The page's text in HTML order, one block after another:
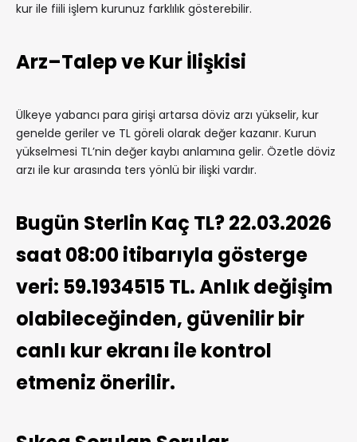
kur ile fiili işlem kurunuz farklılık gösterebilir.
Arz–Talep ve Kur İlişkisi
Ülkeye yabancı para girişi artarsa döviz arzı yükselir, kur
genelde geriler ve TL göreli olarak değer kazanır. Kurun
yükselmesi TL’nin değer kaybı anlamına gelir. Özetle döviz
arzı ile kur arasında ters yönlü bir ilişki vardır.
Bugün Sterlin Kaç TL? 22.03.2026
saat 08:00 itibarıyla gösterge
veri: 59.1934515 TL. Anlık değişim
olabileceğinden, güvenilir bir
canlı kur ekranı ile kontrol
etmeniz önerilir.